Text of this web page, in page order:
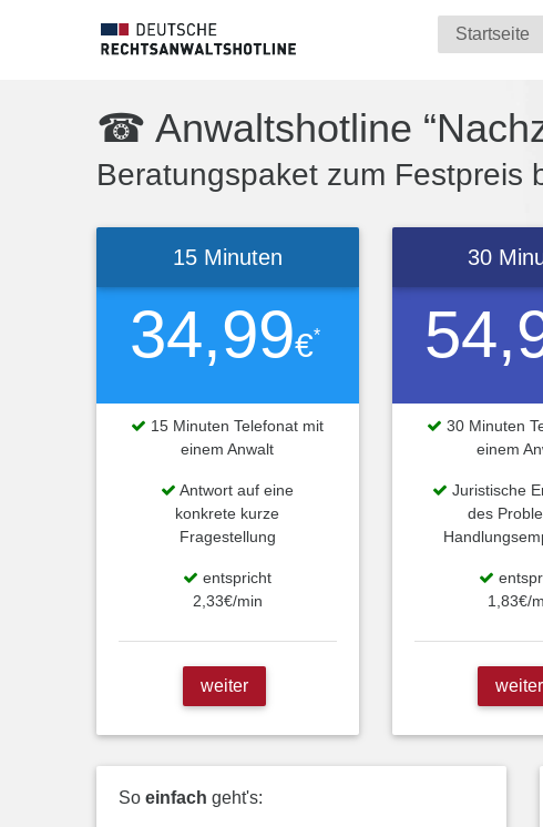
Startseite
☎ Anwaltshotline
Beratungspaket zum Festpreis
34,99€*
15 Minuten
15 Minuten Telefonat mit
einem Anwalt
Antwort auf eine
konkrete kurze
Fragestellung
entspricht
2,33€/min
weiter
30
30 Minuten
einem
Juristische
des
1,83€/
weiter
So einfach geht's: